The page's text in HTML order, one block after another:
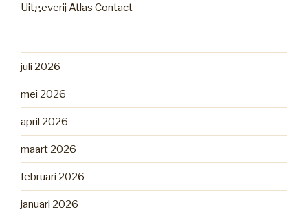
Uitgeverij Atlas Contact
juli 2026
mei 2026
april 2026
maart 2026
februari 2026
januari 2026